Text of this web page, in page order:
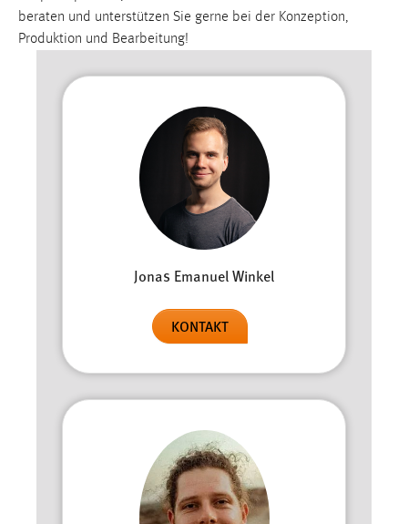
beraten und unterstützen Sie gerne bei der Konzeption,
Produktion und Bearbeitung!
Jonas Emanuel Winkel
KONTAKT